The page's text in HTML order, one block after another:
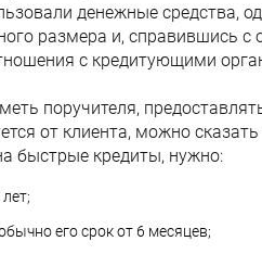
денежные средства,
размера и, справившись с
с кредитующими
поручителя,
от клиента, можно
быстрые кредиты, нужно:
его срок от 6 месяцев;